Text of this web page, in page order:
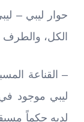
حوار ليبي –
الكل، والطرف
– القناعة
ليبي موجود
لديه حكماً